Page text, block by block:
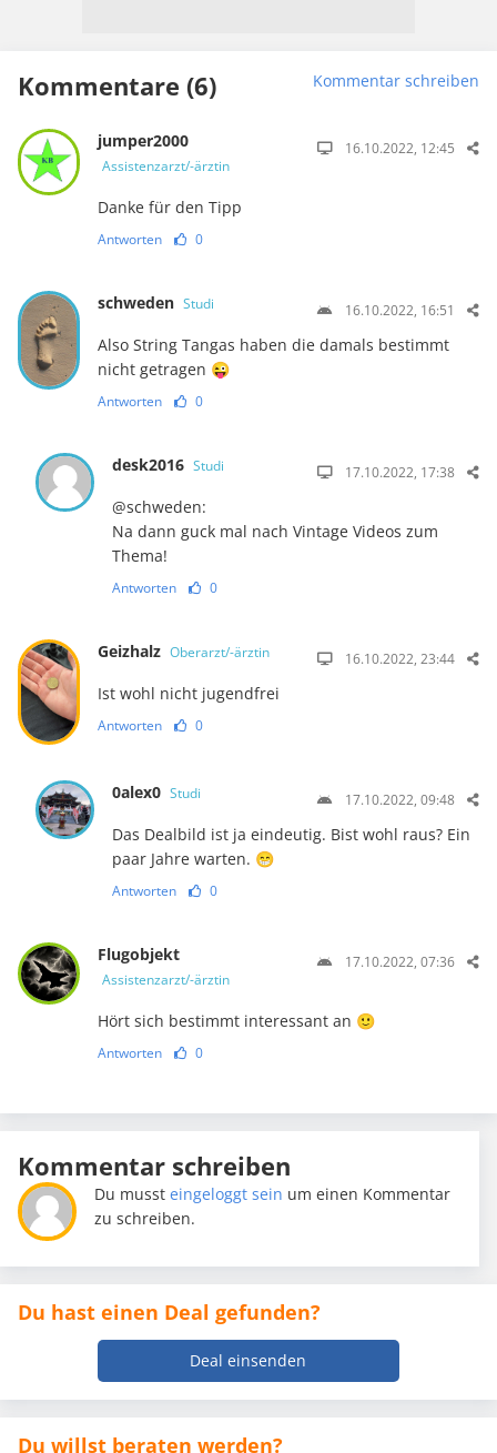
Kommentare (6) Kommentar schreiben
jumper2000
Assistenzarzt/-ärztin
16.10.2022, 12:45
Danke für den Tipp
Antworten 0
schweden Studi 16.10.2022, 16:51
Also String Tangas haben die damals bestimmt
nicht getragen 😜
Antworten 0
desk2016 Studi 17.10.2022, 17:38
@schweden:
Na dann guck mal nach Vintage Videos zum
Thema!
Antworten 0
Geizhalz Oberarzt/-ärztin 16.10.2022, 23:44
Ist wohl nicht jugendfrei
Antworten 0
0alex0 Studi 17.10.2022, 09:48
Das Dealbild ist ja eindeutig. Bist wohl raus? Ein
paar Jahre warten. 😁
Antworten 0
Flugobjekt
Assistenzarzt/-ärztin
17.10.2022, 07:36
Hört sich bestimmt interessant an 🙂
Antworten 0
Kommentar schreiben
Du mussteingeloggt sein um einen Kommentar
zu schreiben.
Du hast einen Deal gefunden?
Deal einsenden
Du willst beraten werden?